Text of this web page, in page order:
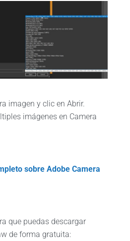
imagen y clic en Abrir.
imágenes en Camera
sobre Adobe Camera
que puedas descargar
de forma gratuita: